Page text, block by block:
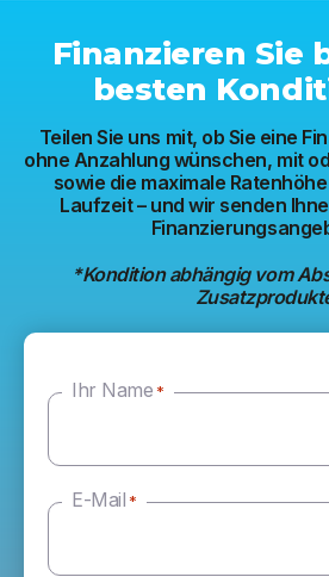
Finanzieren Sie
besten
Teilen Sie uns mit, ob Sie eine
ohne Anzahlung wünschen, mit
sowie die maximale
Laufzeit – und wir senden
*Kondition abhängig vom
Ihr Name *
E-Mail *